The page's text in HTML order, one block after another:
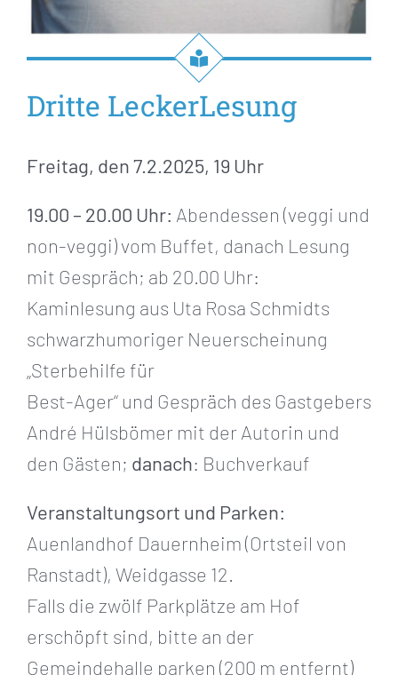
Dritte LeckerLesung
Freitag, den 7.2.2025, 19 Uhr
19.00 – 20.00 Uhr: Abendessen (veggi und
non-veggi) vom Buffet, danach Lesung
mit Gespräch; ab 20.00 Uhr:
Kaminlesung aus Uta Rosa Schmidts
schwarzhumoriger Neuerscheinung
„Sterbehilfe für
Best-Ager“ und Gespräch des Gastgebers
André Hülsbömer mit der Autorin und
den Gästen; danach: Buchverkauf
Veranstaltungsort und Parken:
Auenlandhof Dauernheim (Ortsteil von
Ranstadt), Weidgasse 12.
Falls die zwölf Parkplätze am Hof
erschöpft sind, bitte an der
Gemeindehalle parken (200 m entfernt)